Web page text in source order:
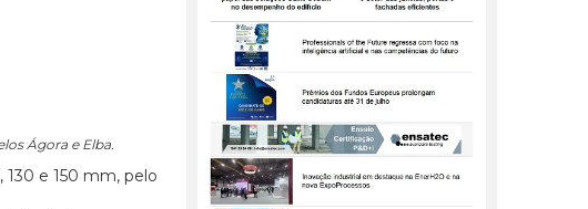
Ágora e Elba.
e 150 mm, pelo